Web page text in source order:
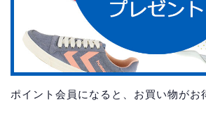
ポイント会員になると、お買い物がお